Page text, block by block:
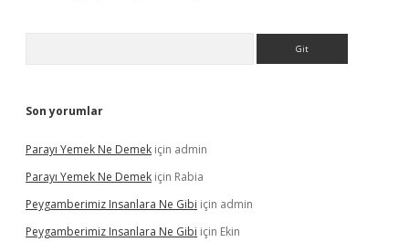
Son yorumlar
Parayı Yemek Ne Demek için admin
Parayı Yemek Ne Demek için Rabia
Peygamberimiz Insanlara Ne Gibi için admin
Peygamberimiz Insanlara Ne Gibi için Ekin